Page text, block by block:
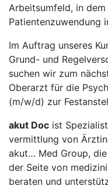
Arbeitsumfeld, in
Patientenzuwendung
Im Auftrag unseres
Grund- und
suchen wir zum
Oberarzt für die
(m/w/d) zur
akut Doc ist
vermittlung von
akut… Med Group,
der Seite von
beraten und